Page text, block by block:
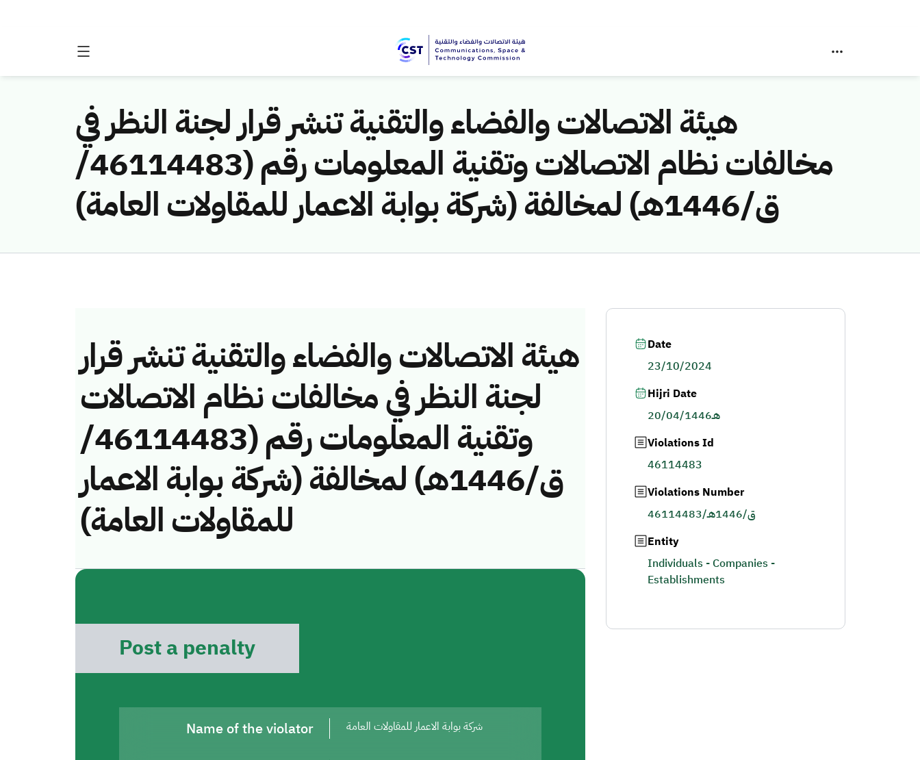
هيئة الاتصالات والفضاء والتقنية تنشر قرار لجنة النظر في
مخالفات نظام الاتصالات وتقنية المعلومات رقم (46114483/
ق/1446هـ) لمخالفة (شركة بوابة الاعمار للمقاولات العامة)
هيئة الاتصالات والفضاء والتقنية تنشر قرار
لجنة النظر في مخالفات نظام الاتصالات
وتقنية المعلومات رقم (46114483/
ق/1446هـ) لمخالفة (شركة بوابة الاعمار
للمقاولات العامة)
Post a penalty
Name of the violator شركة بوابة الاعمار للمقاولات العامة
Date
23/10/2024
Hijri Date
20/04/1446هـ
Violations Id
46114483
Violations Number
46114483/ق/1446هـ
Entity
Individuals - Companies -
Establishments